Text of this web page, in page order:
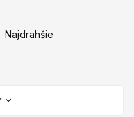
Najdrahšie